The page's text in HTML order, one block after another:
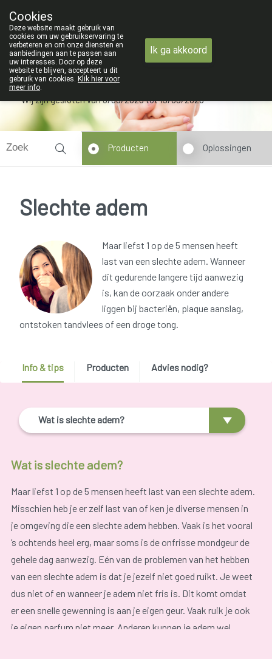
09 228 32 36
Wij zijn gesloten van 3/08/2026 tot 19/08/2026
Producten Oplossingen
Slechte adem
Maar liefst 1 op de 5 mensen heeft
last van een slechte adem. Wanneer
dit gedurende langere tijd aanwezig
is, kan de oorzaak onder andere
liggen bij bacteriën, plaque aanslag,
ontstoken tandvlees of een droge tong.
Info & tips Producten Advies nodig?
Wat is slechte adem?
Wat is slechte adem?
Maar liefst 1 op de 5 mensen heeft last van een slechte adem.
Misschien heb je er zelf last van of ken je diverse mensen in
je omgeving die een slechte adem hebben. Vaak is het vooral
’s ochtends heel erg, maar soms is de onfrisse mondgeur de
gehele dag aanwezig. Eén van de problemen van het hebben
van een slechte adem is dat je jezelf niet goed ruikt. Je weet
dus niet of en wanneer je adem niet fris is. Dit komt omdat
er een snelle gewenning is aan je eigen geur. Vaak ruik je ook
je eigen parfum niet meer. Anderen kunnen je adem wel
Cookies
Deze website maakt gebruik van
cookies om uw gebruikservaring te
verbeteren en om onze diensten en
aanbiedingen aan te passen aan
uw interesses. Door op deze
website te blijven, accepteert u dit
gebruik van cookies. Klik hier voor
meer info.
Ik ga akkoord